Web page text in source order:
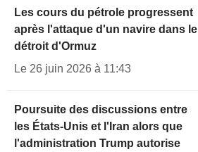
Les cours du pétrole progressent
après l'attaque d'un navire dans le
détroit d'Ormuz
Le 26 juin 2026 à 11:43
Poursuite des discussions entre
les États-Unis et l'Iran alors que
l'administration Trump autorise